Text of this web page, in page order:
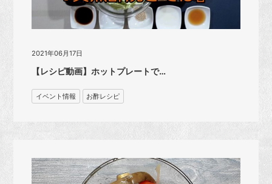
2021年06月17日
【レシピ動画】ホットプレートで…
イベント情報 お酢レシピ